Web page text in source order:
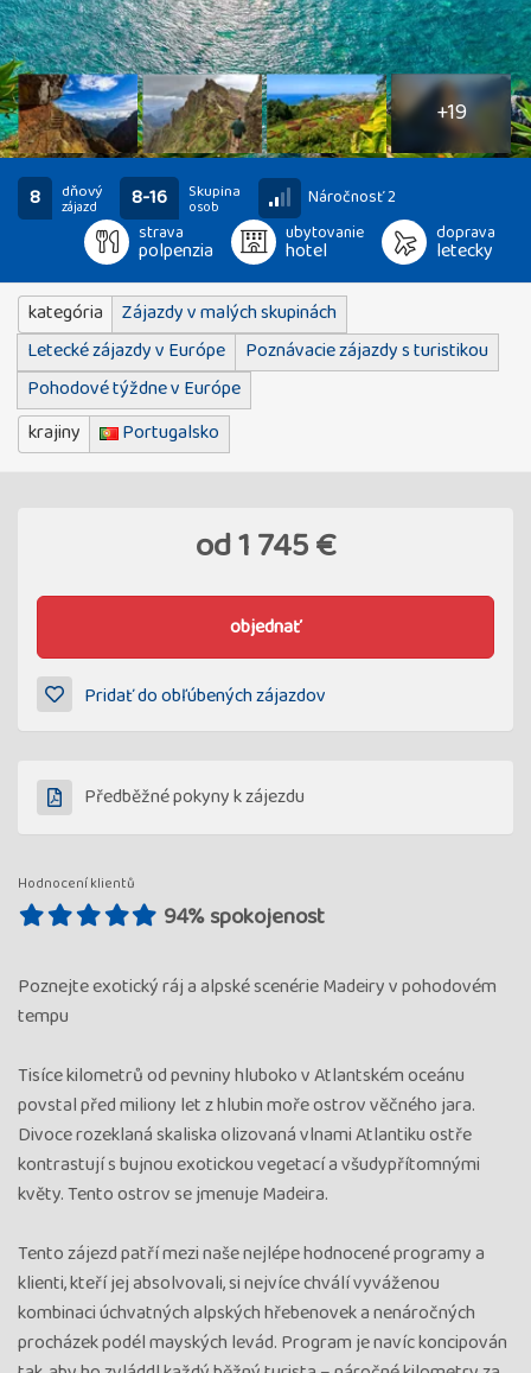
24
fotografií
+19
8 dňový
zájazd 8-16 Skupina
osob
Náročnosť 2
strava
polpenzia
ubytovanie
hotel
doprava
letecky
kategória
Zájazdy v malých skupinách
Letecké zájazdy v Európe
Poznávacie zájazdy s turistikou
Pohodové týždne v Európe
krajiny
Portugalsko
od1 745 €
objednať
Pridať do obľúbených zájazdov
Předběžné pokyny k zájezdu
Hodnocení klientů
94% spokojenost
Poznejte exotický ráj a alpské scenérie Madeiry v pohodovém
tempu
Tisíce kilometrů od pevniny hluboko v Atlantském oceánu
povstal před miliony let z hlubin moře ostrov věčného jara.
Divoce rozeklaná skaliska olizovaná vlnami Atlantiku ostře
kontrastují s bujnou exotickou vegetací a všudypřítomnými
květy. Tento ostrov se jmenuje Madeira.
Tento zájezd patří mezi naše nejlépe hodnocené programy a
klienti, kteří jej absolvovali, si nejvíce chválí vyváženou
kombinaci úchvatných alpských hřebenovek a nenáročných
procházek podél mayských levád. Program je navíc koncipován